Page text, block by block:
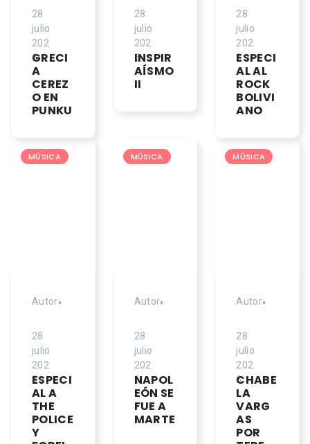
28
julio
202
6
GRECI
A
CEREZ
O EN
PUNKU
28
julio
202
6
INSPIR
AÍSMO
II
28
julio
202
6
ESPECI
AL AL
ROCK
BOLIVI
ANO
MÚSICA
Autor•
28
julio
202
6
ESPECI
AL A
THE
POLICE
Y
MÚSICA
Autor•
28
julio
202
6
NAPOL
EÓN SE
FUE A
MARTE
MÚSICA
Autor•
28
julio
202
6
CHABE
LA
VARG
AS
POR